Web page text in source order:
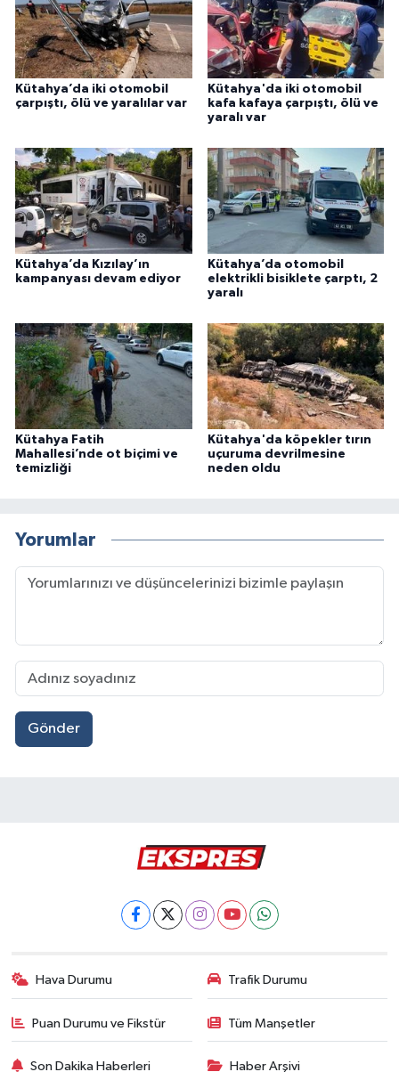
Kütahya’da iki otomobil
çarpıştı, ölü ve yaralılar var
Kütahya'da iki otomobil
kafa kafaya çarpıştı, ölü ve
yaralı var
Kütahya’da Kızılay’ın
kampanyası devam ediyor
Kütahya’da otomobil
elektrikli bisiklete çarptı, 2
yaralı
Kütahya Fatih
Mahallesi’nde ot biçimi ve
temizliği
Kütahya'da köpekler tırın
uçuruma devrilmesine
neden oldu
Yorumlar
Gönder
Hava Durumu Trafik Durumu
Puan Durumu ve Fikstür Tüm Manşetler
Son Dakika Haberleri Haber Arşivi